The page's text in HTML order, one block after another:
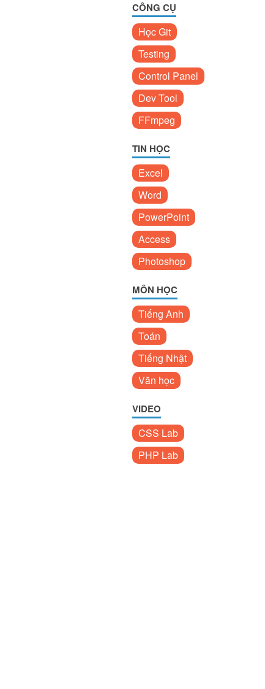
CÔNG CỤ
Học Git
Testing
Control Panel
Dev Tool
FFmpeg
TIN HỌC
Excel
Word
PowerPoint
Access
Photoshop
MÔN HỌC
Tiếng Anh
Toán
Tiếng Nhật
Văn học
VIDEO
CSS Lab
PHP Lab